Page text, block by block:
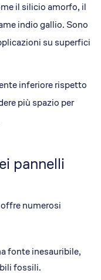
il silicio amorfo, il
indio gallio. Sono
su superfici
inferiore rispetto
più spazio per
pannelli
numerosi
fonte inesauribile,
fossili.